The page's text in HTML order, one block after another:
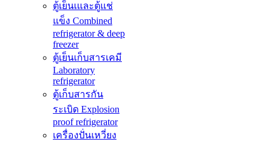
ตู้เย็นเและตู้แช่
แข็ง Combined
refrigerator & deep
freezer
ตู้เย็นเก็บสารเคมี
Laboratory
refrigerator
ตู้เก็บสารกัน
ระเบิด Explosion
proof refrigerator
เครื่องปั่นเหวี่ยง